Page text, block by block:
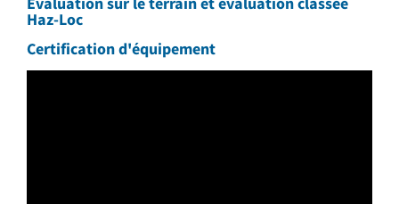
Haz-Loc
Certification d'équipement